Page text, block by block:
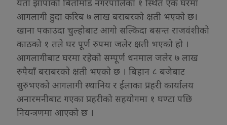
आगलागी हुदा करिब ७ लाख बराबरको क्षती भएको छ।
खाना पकाउदा चुल्होबाट आगो सल्किदा बसन्त राजवंशीको
काठको १ तले घर पूर्ण रुपमा जलेर क्षती भएको हो ।
आगलागीबाट घरमा रहेको सम्पूर्ण धनमाल जलेर ७ लाख
रुपैयाँ बराबरको क्षती भएको छ । बिहान ८ बजेबाट
सुरुभएको आगलागी स्थानिय र ईलाका प्रहरी कार्यालय
अनारमनीबाट गएका प्रहरीको सहयोगमा १ घण्टा पछि
नियन्त्रणमा आएको छ ।